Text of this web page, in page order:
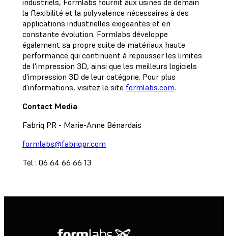
industriels, Formlabs fournit aux usines de demain
la flexibilité et la polyvalence nécessaires à des
applications industrielles exigeantes et en
constante évolution. Formlabs développe
également sa propre suite de matériaux haute
performance qui continuent à repousser les limites
de l'impression 3D, ainsi que les meilleurs logiciels
d'impression 3D de leur catégorie. Pour plus
d'informations, visitez le site formlabs.com.
Contact Media
Fabriq PR - Marie-Anne Bénardais
formlabs@fabriqpr.com
Tel : 06 64 66 66 13